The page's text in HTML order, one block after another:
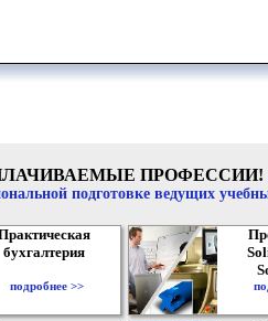
ПРОФЕССИИ!
подготовке ведущих
бухгалтерия
подробнее >>